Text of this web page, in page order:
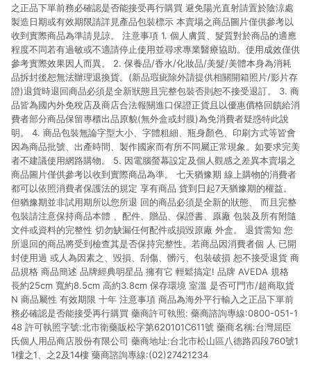
之正品下單前務必確認是否能接受再行購買 避免陽光直射請置於陰涼處
製造日期或有效期限請詳見產品包裝標示 本賣場之商品圖片僅供參考以
收到實際商品為準請見諒。 注意事項 1. 個人膚質、髮質對於商品的適應
程度不同若有過敏或不適請停止使用並尋求專業醫療協助。使用成效僅供
參考實際效果因人而異。 2. 保養品/香水/化妝品/美髮/美體本身為消耗
品拆封後恕無法辦理退換貨。(新品瑕疵除外請提供相關開箱照片/影片存
證)退貨時退回商品必須是全新狀態且完整包裝否則恕不接受退訂。 3. 商
品皆為國內外免稅店及商店合法報關進口保證正貨且以優惠價格回饋給消
費者部分商品保留專櫃出品原貌(無外盒或封膜)為免消費者疑惑特此說
明。 4. 商品包裝無論字型大小、字體粗細、瓶身顏色、印刷方式等皆會
因為商品批號、出產時間、製作國家而有所不同屬正常現象。如要求完美
者不建議使用網路購物。 5. 因電腦螢幕設定及個人觀感之差異本賣場之
商品圖片僅供參考以收到實際商品為準。 七天猶豫期 線上購物的消費者
都可以依照消費者保護法的規定 享有商品 貨到日起7天猶豫期的權益。
但猶豫期並非試用期所以您所退 回的商品必須是全新的狀態、 而且完整
包裝請注意保持商品本體 、配件、贈品、保證書、原廠 包裝及所有附隨
文件或資料的完整性 切勿缺漏任何配件或損毀原廠 外盒。 退貨需知 您
所退回的商品將受到檢查其是否保持完整性。若商品因消費者個 人 已開
封使用過 或人為因素之、毀損、刮傷、髒污、包裝破損 恕不接受退貨 商
品規格 商品簡述 品牌經典明星品 擁有它 輕鬆搞定! 品牌 AVEDA 規格
長約25cm 寬約8.5cm 高約3.8cm 保存環境 室溫 是否可門市/超商取貨
N 商品屬性 有效期限 十年 注意事項 商品為海外平行輸入之正品下單前
務必確認是否能接受再行購買 藥商許可執照: 藥商諮詢專線:0800-051-1
48 許可執照字號:北市衛藥販松字第620101C611號 藥商名稱:台灣屈臣
氏個人用品商店股份有限公司 藥商地址:台北市松山區八德路四段760號1
1樓之1、之2及14樓 藥商諮詢專線:(02)27421234